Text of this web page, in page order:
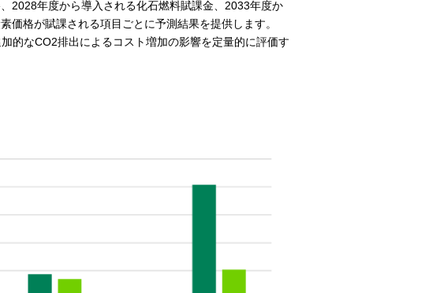
2028年度から導入される化石燃料賦課金、2033年度か
価格が賦課される項目ごとに予測結果を提供します。
的なCO2排出によるコスト増加の影響を定量的に評価す